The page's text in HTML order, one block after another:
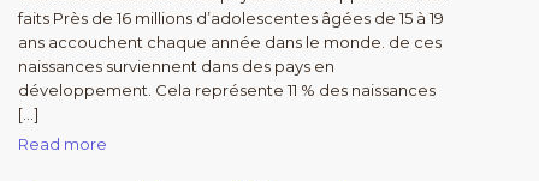
faits Près de 16 millions d’adolescentes âgées de 15 à 19
ans accouchent chaque année dans le monde. de ces
naissances surviennent dans des pays en
développement. Cela représente 11 % des naissances
[…]
Read more